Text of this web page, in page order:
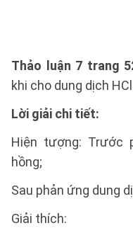
Thảo luận 7 trang
khi cho dung dịch
Lời giải chi tiết:
Hiện tượng: Trước
hồng;
Sau phản ứng dung
Giải thích: